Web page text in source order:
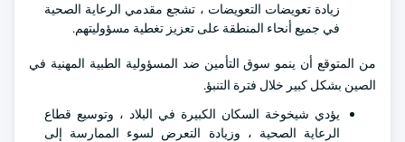
زيادة تعويضات التعويضات ، تشجع مقدمي الرعاية الصحية
في جميع أنحاء المنطقة على تعزيز تغطية مسؤوليتهم.
من المتوقع أن ينمو سوق التأمين ضد المسؤولية الطبية المهنية في
الصين بشكل كبير خلال فترة التنبؤ.
يؤدي شيخوخة السكان الكبيرة في البلاد ، وتوسيع قطاع
الرعاية الصحية ، وزيادة التعرض لسوء الممارسة إلى